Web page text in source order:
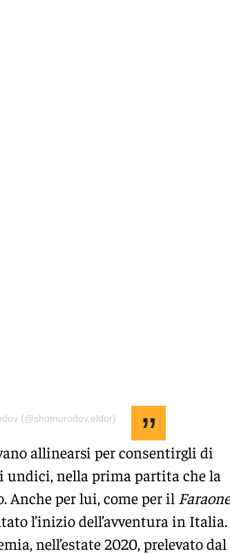
(@shomurodov.eldor)
allinearsi per consentirgli di
nella prima partita che la
Anche per lui, come per il Faraone
l’inizio dell’avventura in
nell’estate 2020, prelevato dal